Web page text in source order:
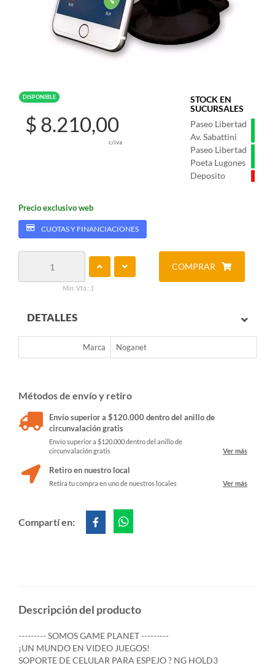
DISPONIBLE
STOCK EN
SUCURSALES
Paseo Libertad
Av. Sabattini
Paseo Libertad
Poeta Lugones
Deposito
$ 8.210,00
c/iva
Precio exclusivo web
CUOTAS Y FINANCIACIONES
Min. Vta.: 1
COMPRAR
DETALLES
Marca Noganet
Métodos de envío y retiro
Envío superior a $120.000 dentro del anillo de
circunvalación gratis
Envío superior a $120.000 dentro del anillo de
circunvalación gratis
Ver más
Retiro en nuestro local
Retira tu compra en uno de nuestros locales Ver más
Compartí en:
Descripción del producto
--------- SOMOS GAME PLANET ---------
¡UN MUNDO EN VIDEO JUEGOS!
SOPORTE DE CELULAR PARA ESPEJO ? NG HOLD3